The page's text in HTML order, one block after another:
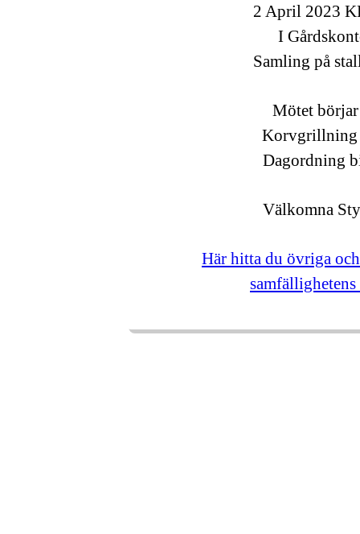
2 April 2023
I
Samling på
Mötet börjar
Korvgrillning
Dagordning
Välkomna
Här hitta du övriga
samfällighetens